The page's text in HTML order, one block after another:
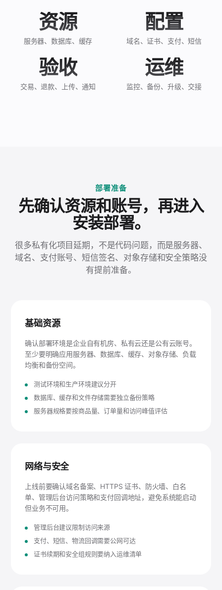
资源
服务器、数据库、缓存
配置
域名、证书、支付、短信
验收
交易、退款、上传、通知
运维
监控、备份、升级、交接
部署准备
先确认资源和账号，再进入
安装部署。
很多私有化项目延期，不是代码问题，而是服务器、
域名、支付账号、短信签名、对象存储和安全策略没
有提前准备。
基础资源
确认部署环境是企业自有机房、私有云还是公有云账号。
至少要明确应用服务器、数据库、缓存、对象存储、负载
均衡和备份空间。
测试环境和生产环境建议分开
数据库、缓存和文件存储需要独立备份策略
服务器规格要按商品量、订单量和访问峰值评估
网络与安全
上线前要确认域名备案、HTTPS 证书、防火墙、白名
单、管理后台访问策略和支付回调地址，避免系统能启动
但业务不可用。
管理后台建议限制访问来源
支付、短信、物流回调需要公网可达
证书续期和安全组规则要纳入运维清单